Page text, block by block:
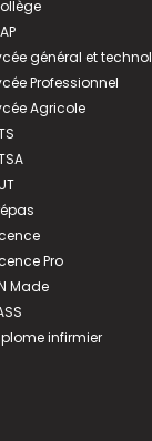
général et
Professionnel
Agricole
Pro
Made
infirmier